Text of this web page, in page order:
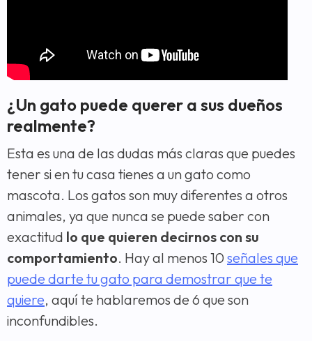
¿Un gato puede querer a sus dueños
realmente?
Esta es una de las dudas más claras que puedes
tener si en tu casa tienes a un gato como
mascota. Los gatos son muy diferentes a otros
animales, ya que nunca se puede saber con
exactitud lo que quieren decirnos con su
comportamiento. Hay al menos 10 señales que
puede darte tu gato para demostrar que te
quiere, aquí te hablaremos de 6 que son
inconfundibles.